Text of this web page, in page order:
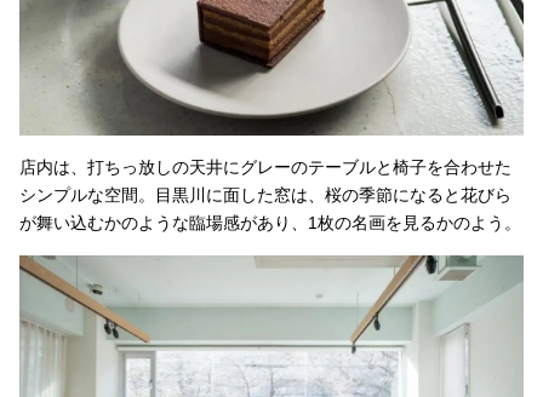
店内は、打ちっ放しの天井にグレーのテーブルと椅子を合わせた
シンプルな空間。目黒川に面した窓は、桜の季節になると花びら
が舞い込むかのような臨場感があり、1枚の名画を見るかのよう。